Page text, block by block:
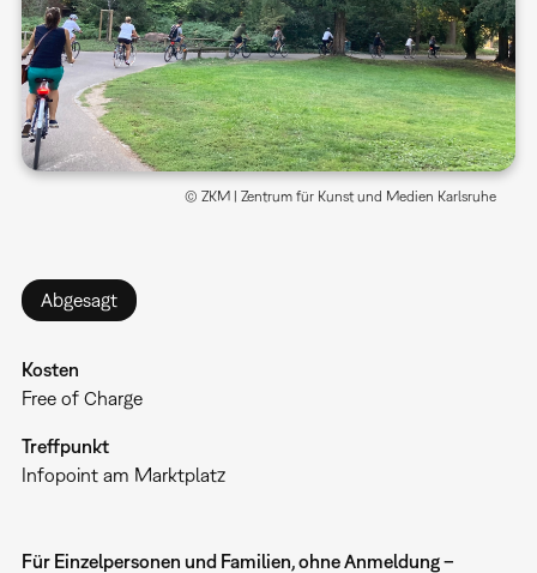
© ZKM | Zentrum für Kunst und Medien Karlsruhe
Abgesagt
Kosten
Free of Charge
Treffpunkt
Infopoint am Marktplatz
Für Einzelpersonen und Familien, ohne Anmeldung –